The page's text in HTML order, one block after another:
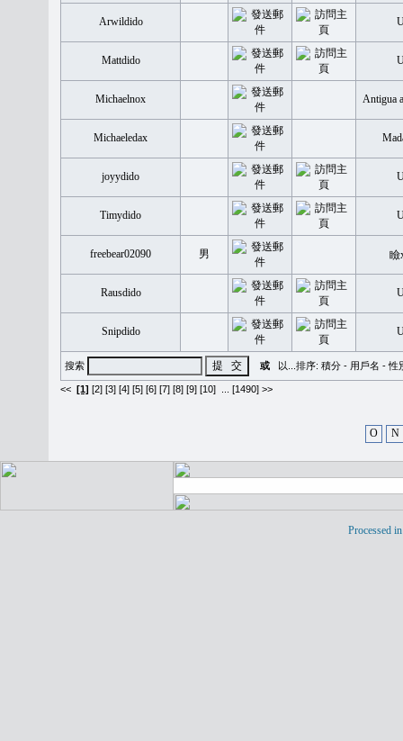
Arwildido
Mattdido
Michaelnox Antigua
Michaeledax
joyydido
Timydido
freebear02090 男
Rausdido
Snipdido
搜索 或 以...排序: 積分 - 用戶名 -性
<< [1] [2] [3] [4] [5] [6] [7] [8] [9] [10] [1490] >>
O N
Processed